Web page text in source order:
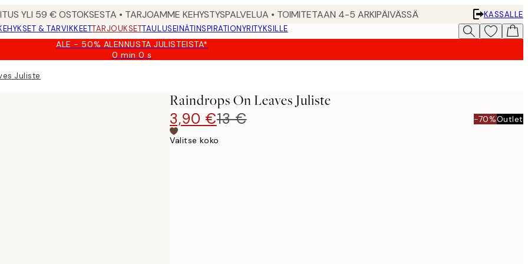
YLI 59 € OSTOKSESTA • TARJOAMME KEHYSTYSPALVELUA • TOIMITETAAN 4-5 ARKIPÄIVÄSSÄ
KASSALLE
& TARVIKKEETTARJOUKSETTAULUSEINÄTINSPIRATIONYRITYKSILLE
ALE - 50% ALENNUSTA JULISTEISTA*
0 min0 s
Voimassa
Juliste
Raindrops On Leaves Juliste
3,90 €13 € -70%Outlet
Valitse koko